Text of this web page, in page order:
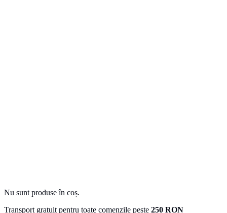
Nu sunt produse în coș.
Transport gratuit pentru toate comenzile peste 250 RON